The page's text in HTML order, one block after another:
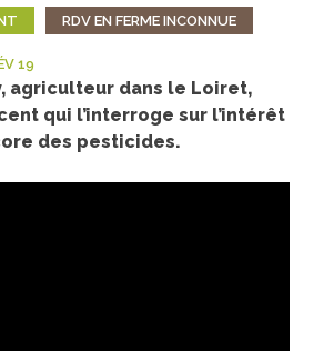
RDV EN FERME INCONNUE
19
agriculteur dans le Loiret,
qui l’interroge sur l’intérêt
des pesticides.